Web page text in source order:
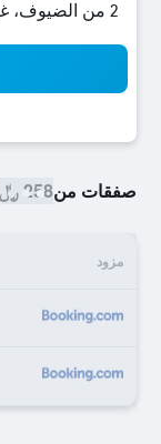
2 من الضيوف، غرفة واحدة
صفقات من258 ﷼
مزود